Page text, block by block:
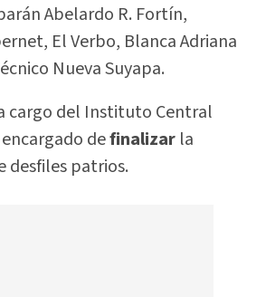
Abelardo R. Fortín,
El Verbo, Blanca Adriana
Nueva Suyapa.
cargo del Instituto Central
definalizar la
desfiles patrios.